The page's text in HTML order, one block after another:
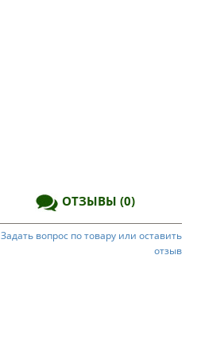
ОТЗЫВЫ(0)
Задать вопрос по товару или оставить
отзыв